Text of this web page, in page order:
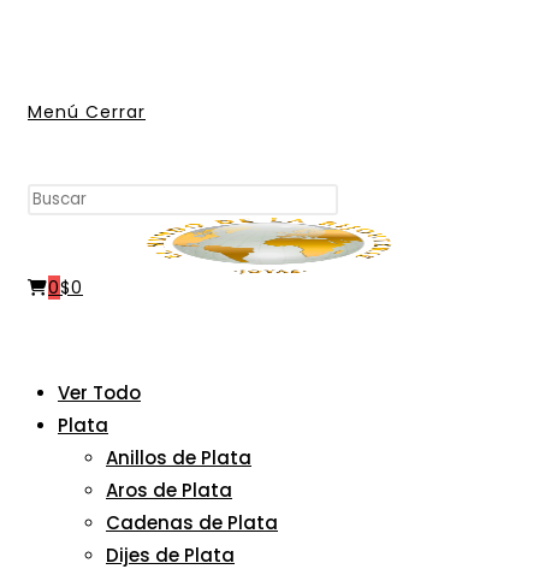
Menú Cerrar
Buscar
web
Escape
para
0$0
Ver Todo
Plata
Anillos de Plata
Aros de Plata
Cadenas de Plata
Dijes de Plata